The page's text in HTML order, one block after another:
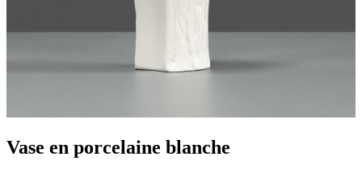
Vase en porcelaine blanche